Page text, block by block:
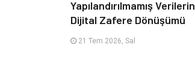
Yapılandırılmamış Verilerin
Dijital Zafere Dönüşümü
21 Tem 2026, Sal